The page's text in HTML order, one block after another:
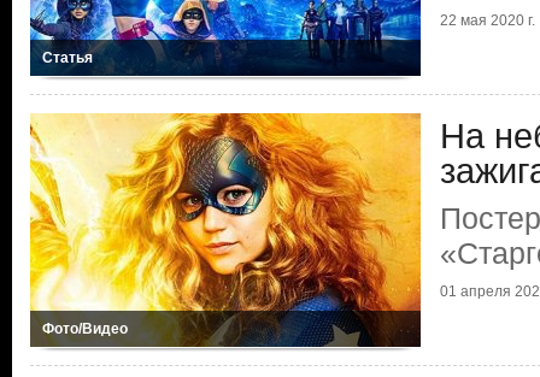
Статья
22 мая 2020 г.
Фото/Видео
На
01 апреля